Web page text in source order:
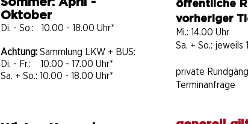
Oktober
Di. - So.: 10.00 - 18.00 Uhr*
Achtung: Sammlung LKW + BUS:
Di. - Fr.: 10.00 - 17.00 Uhr*
Sa. + So.: 10.00 - 18.00 Uhr*
öffentliche
vorheriger
Mi.: 14.00 Uhr
Sa. + So.: jeweils
private
Terminanfrage